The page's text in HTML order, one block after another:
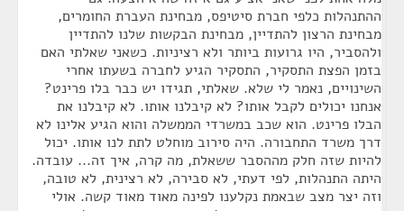
ההתנהלות כלפי חברת סיטיפס, מבחינת העברת החומרים,
מבחינת הרצון להתדיין, מבחינת הבקשות שלנו להתדיין
ולהסביר, היו גרועות ביותר ולא רציניות. כשאני שאלתי האם
בזמן הפצת התסקיר, התסקיר הגיע לחברה בשעתו אחרי
השינויים, נאמר לי שלא. שאלתי, תגידו יש כבר בלו פרינט?
אנחנו יכולים לקבל אותו? לא קיבלנו אותו. לא קיבלנו את
הבלו פרינט. הוא שכב במשרדי הממשלה והוא הגיע אלינו לא
דרך משרד התחבורה. היה סירוב מוחלט לתת לנו אותו. יכול
להיות שזה חלק מההסבר ששאלת, מה קרה, איך זה... עובדה.
היתה התנהלות, לפי דעתי, לא סבירה, לא רצינית, לא טובה,
וזה יצר מצב שבאמת נקלענו לפינה מאוד מאוד קשה. אולי